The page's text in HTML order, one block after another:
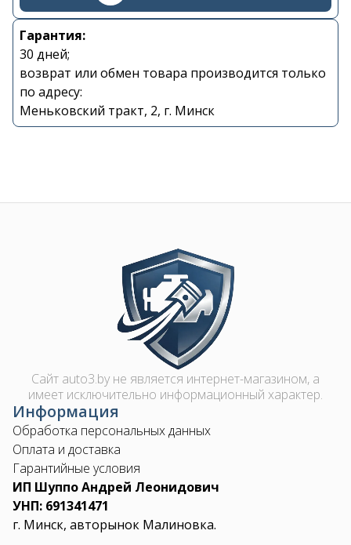
Гарантия:
30 дней;
возврат или обмен товара производится только
по адресу:
Меньковский тракт, 2, г. Минск
shupik21@bk.ru
Image
Сайт auto3.by не является интернет-магазином, а
имеет исключительно информационный характер.
Информация
Обработка персональных данных
Оплата и доставка
Гарантийные условия
ИП Шуппо Андрей Леонидович
УНП: 691341471
г. Минск, авторынок Малиновка.